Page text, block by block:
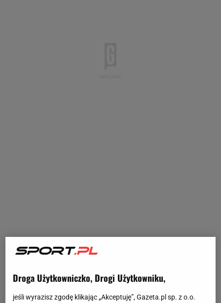
Droga Użytkowniczko, Drogi Użytkowniku,
jeśli wyrazisz zgodę klikając „Akceptuję”, Gazeta.pl sp. z o.o.